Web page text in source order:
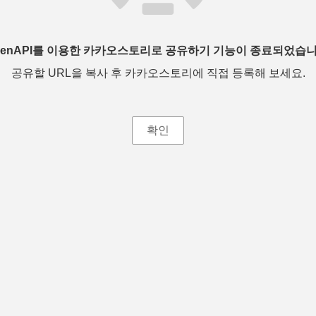
를 이용한 카카오스토리로 공유하기 기능이 종료되었습
공유할 URL을 복사 후 카카오스토리에 직접 등록해 보세요.
확인